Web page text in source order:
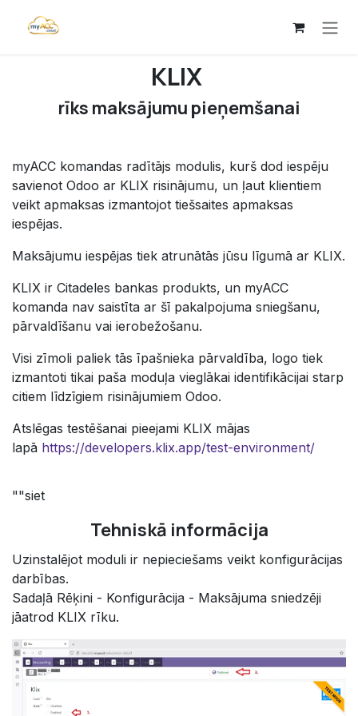
KLIX
rīks maksājumu pieņemšanai
myACC komandas radītājs modulis, kurš dod iespēju
savienot Odoo ar KLIX risinājumu, un ļaut klientiem
veikt apmaksas izmantojot tiešsaites apmaksas
iespējas.
Maksājumu iespējas tiek atrunātās jūsu līgumā ar KLIX.
KLIX ir Citadeles bankas produkts, un myACC
komanda nav saistīta ar šī pakalpojuma sniegšanu,
pārvaldīšanu vai ierobežošanu.
Visi zīmoli paliek tās īpašnieka pārvaldība, logo tiek
izmantoti tikai paša moduļa vieglākai identifikācijai starp
citiem līdzīgiem risinājumiem Odoo.
Atslēgas testēšanai pieejami KLIX mājas
lapā https://developers.klix.app/test-environment/
""siet
Tehniskā informācija
Uzinstalējot moduli ir nepieciešams veikt konfigurācijas
darbības.
Sadaļā Rēķini - Konfigurācija - Maksājuma sniedzēji
jāatrod KLIX rīku.